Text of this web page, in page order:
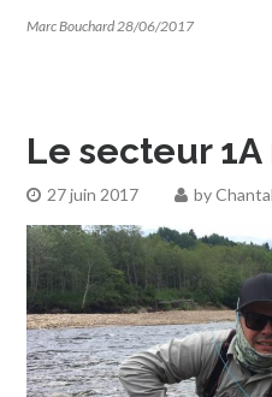
Marc Bouchard 28/06/2017
Le secteur
27 juin 2017 by